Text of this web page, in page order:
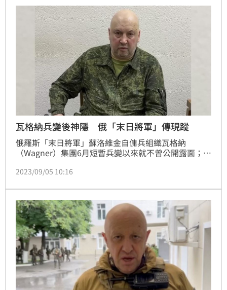
瓦格納兵變後神隱 俄「末日將軍」傳現蹤
俄羅斯「末日將軍」蘇洛維金自傭兵組織瓦格納
（Wagner）集團6月短暫兵變以來就不曾公開露面；俄
的最新近照。
2023/09/05 10:16